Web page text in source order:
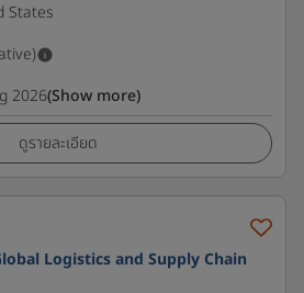
States
2026(Show more)
ดูรายละเอียด
Logistics and Supply Chain